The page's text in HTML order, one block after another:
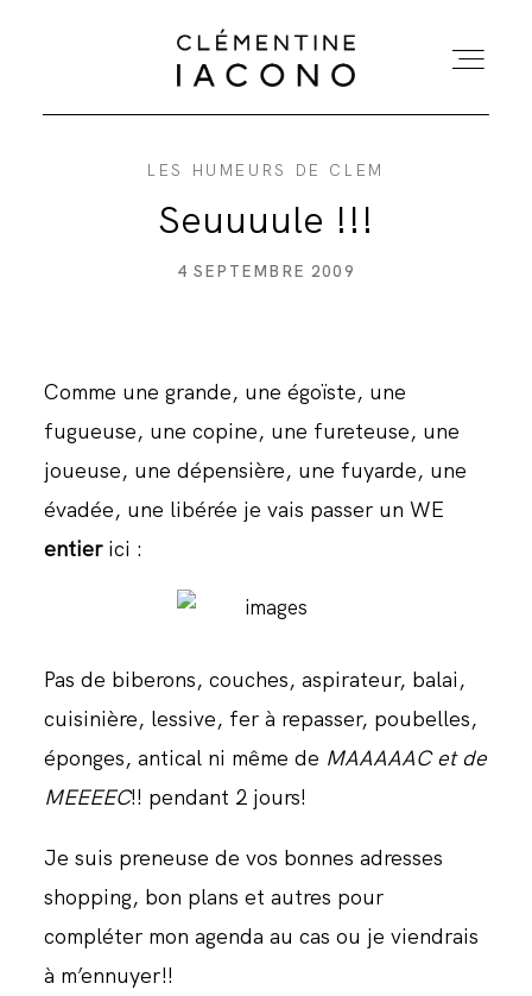
ACCUEIL
A PROPOS
MARIÉES
LES HUMEURS DE CLEM
Seuuuule !!!
4 SEPTEMBRE 2009
Comme une grande, une égoïste, une
fugueuse, une copine, une fureteuse, une
joueuse, une dépensière, une fuyarde, une
évadée, une libérée je vais passer un WE
entierici :
Pas de biberons, couches, aspirateur, balai,
cuisinière, lessive, fer à repasser, poubelles,
éponges, antical ni même de MAAAAAC et de
MEEEEC!! pendant 2 jours!
Je suis preneuse de vos bonnes adresses
shopping, bon plans et autres pour
compléter mon agenda au cas ou je viendrais
à m’ennuyer!!